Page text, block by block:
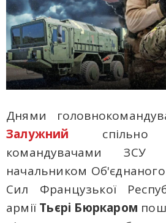
Днями
Залужний
командувачами ЗСУ
начальником
Сил Французької
армії Тьєрі Бюркаром